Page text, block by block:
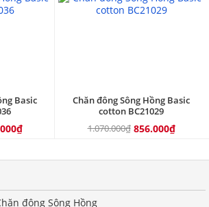
Basic
Chăn đông Sông Hồng Basic
cotton BC21029
1.070.000₫ 856.000₫
đông Sông Hồng